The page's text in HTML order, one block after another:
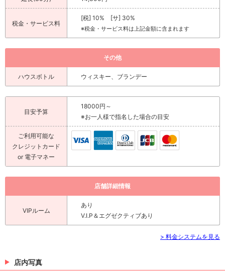
税金・サービス料
[税] 10% [サ] 30%
※税金・サービス料は上記金額に含まれます
その他
ハウスボトル ウィスキー、ブランデー
目安予算
18000円～
※お一人様で指名した場合の目安
ご利用可能な
クレジットカード
or 電子マネー
店舗詳細情報
VIPルーム
あり
V.I.P＆エグゼクティブあり
> 料金システムを見る
店内写真